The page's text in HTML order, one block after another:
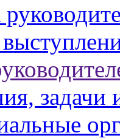
задачи